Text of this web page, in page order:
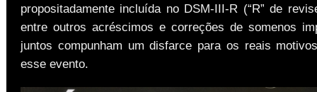
propositadamente incluída no DSM-III-R (“R” de
entre outros acréscimos e correções de somenos
juntos compunham um disfarce para os reais
esse evento.